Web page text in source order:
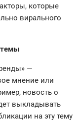
которые
вирального
темы
—
мнение или
новость о
выкладывать
на эту тему